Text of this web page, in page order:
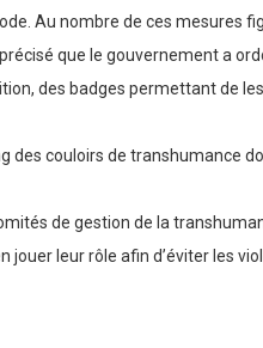
Au nombre de ces mesures
que le gouvernement a
des badges permettant de
des couloirs de transhumance
de gestion de la
leur rôle afin d’éviter les